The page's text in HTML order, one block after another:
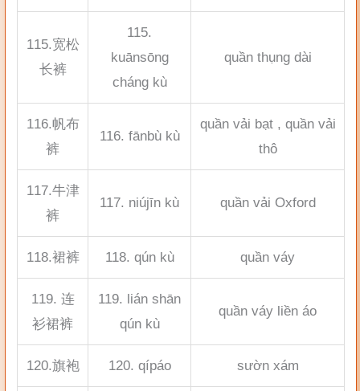
115.宽松
长裤
115.
kuānsōng
cháng kù
quần thụng dài
116.帆布
裤
116. fānbù kù
quần vải bạt , quần vải
thô
117.牛津
裤
117. niújīn kù quần vải Oxford
118.裙裤 118. qún kù quần váy
119. 连
衫裙裤
119. lián shān
qún kù
quần váy liền áo
120.旗袍 120. qípáo sườn xám